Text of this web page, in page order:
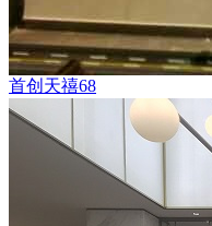
首创天禧68